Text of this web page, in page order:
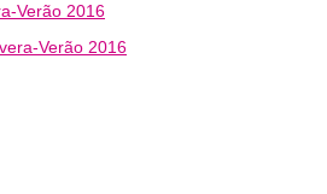
Verão 2016
Verão 2016